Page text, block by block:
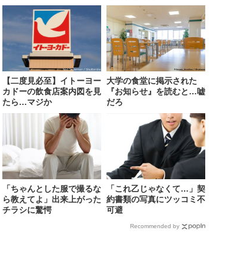
【二度見必至】イトーヨー
カドーの飲食店案内図を見
たら…マジか
大学の食堂に掲示された
『お知らせ』を読むと…嘘
だろ
「ちゃんとした服で撮るな
ら教えてよ」出来上がった
チラシに驚愕
「これ乙じゃなくて…」契
約書類の写真にツッコミ不
可避
Recommended by